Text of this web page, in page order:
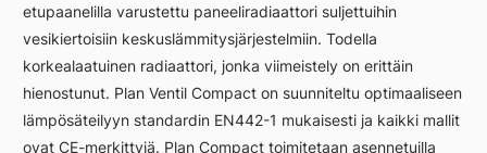
1400
määrä
etupaanelilla varustettu paneeliradiaattori suljettuihin
vesikiertoisiin keskuslämmitysjärjestelmiin. Todella
korkealaatuinen radiaattori, jonka viimeistely on erittäin
hienostunut. Plan Ventil Compact on suunniteltu optimaaliseen
lämpösäteilyyn standardin EN442-1 mukaisesti ja kaikki mallit
ovat CE-merkittyjä. Plan Compact toimitetaan asennetuilla